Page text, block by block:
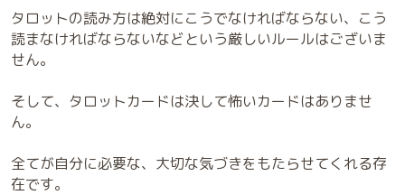
タロットの読み方は絶対にこうでなければならない、こう
読まなければならないなどという厳しいルールはございま
せん。
そして、タロットカードは決して怖いカードはありませ
ん。
全てが自分に必要な、大切な気づきをもたらせてくれる存
在です。